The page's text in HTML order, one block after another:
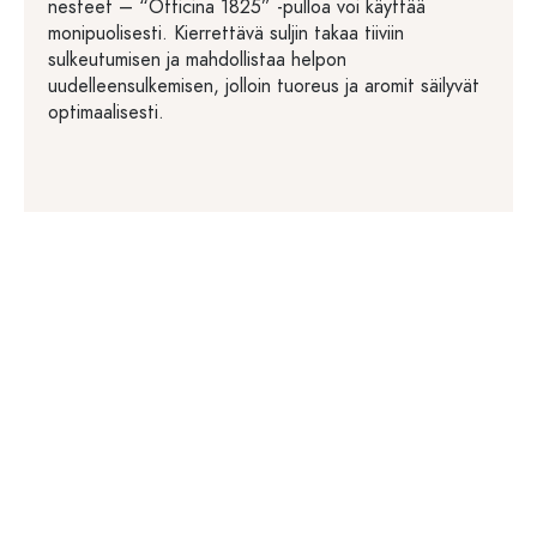
nesteet – “Officina 1825” -pulloa voi käyttää
monipuolisesti. Kierrettävä suljin takaa tiiviin
sulkeutumisen ja mahdollistaa helpon
uudelleensulkemisen, jolloin tuoreus ja aromit säilyvät
optimaalisesti.